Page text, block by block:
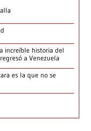
increíble historia del
a Venezuela
es la que no se